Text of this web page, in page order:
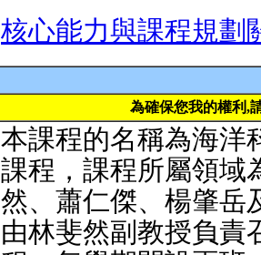
核心能力與課程規劃
為確保您我的權利,
本課程的名稱為海洋
課程，課程所屬領域
然、蕭仁傑、楊肇岳
由林斐然副教授負責